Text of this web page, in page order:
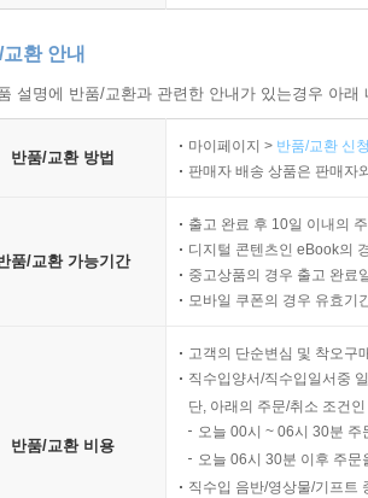
환 안내
설명에 반품/교환과 관련한 안내가 있는경우 아
반품/교환 방법
마이페이지 > 반품/교환 신
판매자 배송 상품은 판매자
품/교환 가능기간
출고 완료 후 10일 이내의
디지털 콘텐츠인 eBook의
중고상품의 경우 출고 완료
모바일 쿠폰의 경우 유효기
반품/교환 비용
고객의 단순변심 및 착오구
직수입양서/직수입일서중
단, 아래의 주문/취소 조건
오늘 00시 ~ 06시 30분
오늘 06시 30분 이후 주
직수입 음반/영상물/기프트